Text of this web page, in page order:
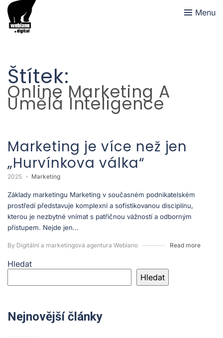
Menu
Štítek:
Online Marketing A
Umělá Inteligence
Marketing je více než jen
„Hurvínkova válka“
2025 Marketing
Základy marketingu Marketing v současném podnikatelském
prostředí představuje komplexní a sofistikovanou disciplínu,
kterou je nezbytné vnímat s patřičnou vážností a odborným
přístupem. Nejde jen...
By Digitální a marketingová agentura Webiano Read more
Hledat
Hledat
Nejnovější články